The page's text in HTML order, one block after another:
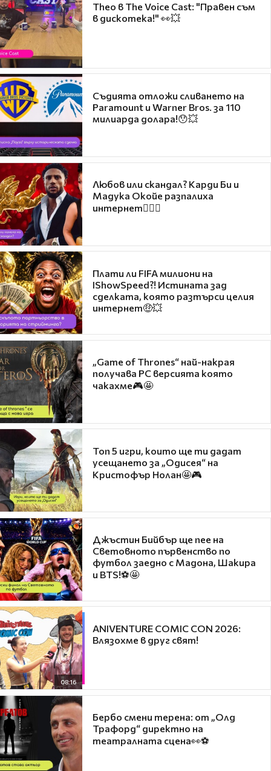
Theo в The Voice Cast: "Правен съм
в дискотека!" 👀💥
Съдията отложи сливането на
Paramount и Warner Bros. за 110
милиарда долара!😯💥
Любов или скандал? Карди Би и
Мадука Окойе разпалиха
интернет❤️‍🔥🔥
Плати ли FIFA милиони на
IShowSpeed?! Истината зад
сделката, която разтърси целия
интернет🤑💥
„Game of Thrones“ най-накрая
получава PC версията която
чакахме🎮🤩
Топ 5 игри, които ще ти дадат
усещането за „Одисея“ на
Кристофър Нолан🤩🎮
Джъстин Бийбър ще пее на
Световното първенство по
футбол заедно с Мадона, Шакира
и BTS!⚽🤩
08:16
ANIVENTURE COMIC CON 2026:
Влязохме в друг свят!
Бербо смени терена: от „Олд
Трафорд“ директно на
театралната сцена👀⚽